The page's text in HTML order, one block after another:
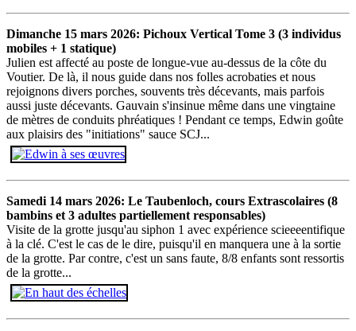
Dimanche 15 mars 2026: Pichoux Vertical Tome 3 (3 individus
mobiles + 1 statique)
Julien est affecté au poste de longue-vue au-dessus de la côte du
Voutier. De là, il nous guide dans nos folles acrobaties et nous
rejoignons divers porches, souvents très décevants, mais parfois
aussi juste décevants. Gauvain s'insinue même dans une vingtaine
de mètres de conduits phréatiques ! Pendant ce temps, Edwin goûte
aux plaisirs des "initiations" sauce SCJ...
Samedi 14 mars 2026: Le Taubenloch, cours Extrascolaires (8
bambins et 3 adultes partiellement responsables)
Visite de la grotte jusqu'au siphon 1 avec expérience scieeeentifique
à la clé. C'est le cas de le dire, puisqu'il en manquera une à la sortie
de la grotte. Par contre, c'est un sans faute, 8/8 enfants sont ressortis
de la grotte...